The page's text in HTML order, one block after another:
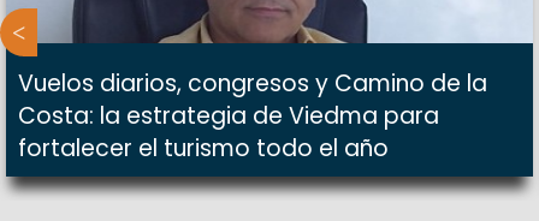
Vuelos diarios, congresos y Camino de la
Costa: la estrategia de Viedma para
fortalecer el turismo todo el año